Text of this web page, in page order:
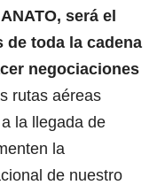
será el
de toda la cadena
negociaciones
rutas aéreas
la llegada de
la
de nuestro